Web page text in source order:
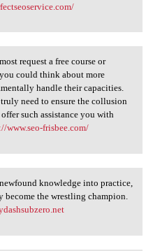
request a
request a free course or
could think about more
handle their capacities.
need to ensure the collusion
such assistance you with
www.seo-frisbee.com/
newfound
knowledge into practice,
the wrestling champion.